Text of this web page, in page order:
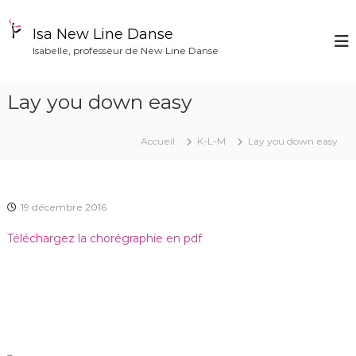
Isa New Line Danse
Isabelle, professeur de New Line Danse
Lay you down easy
Accueil K-L-M Lay you down easy
19 décembre 2016
Téléchargez la chorégraphie en pdf